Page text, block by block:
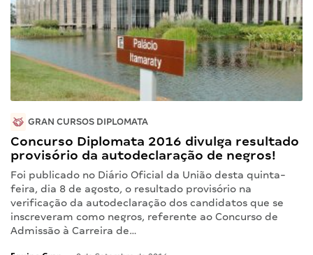
GRAN CURSOS DIPLOMATA
Concurso Diplomata 2016 divulga resultado
provisório da autodeclaração de negros!
Foi publicado no Diário Oficial da União desta quinta-
feira, dia 8 de agosto, o resultado provisório na
verificação da autodeclaração dos candidatos que se
inscreveram como negros, referente ao Concurso de
Admissão à Carreira de…